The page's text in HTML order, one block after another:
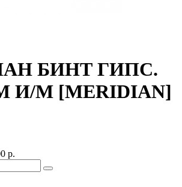
БИНТ ГИПС.
И/М [MERIDIAN]
р.